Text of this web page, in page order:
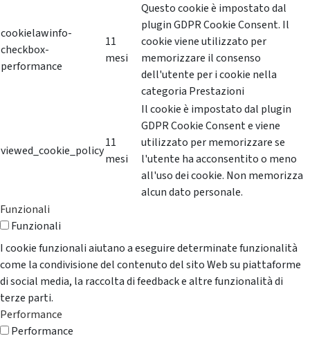
cookielawinfo-
checkbox-
performance
11
mesi
Questo cookie è impostato dal
plugin GDPR Cookie Consent. Il
cookie viene utilizzato per
memorizzare il consenso
dell'utente per i cookie nella
categoria Prestazioni
viewed_cookie_policy
11
mesi
Il cookie è impostato dal plugin
GDPR Cookie Consent e viene
utilizzato per memorizzare se
l'utente ha acconsentito o meno
all'uso dei cookie. Non memorizza
alcun dato personale.
Funzionali
Funzionali
I cookie funzionali aiutano a eseguire determinate funzionalità
come la condivisione del contenuto del sito Web su piattaforme
di social media, la raccolta di feedback e altre funzionalità di
terze parti.
Performance
Performance